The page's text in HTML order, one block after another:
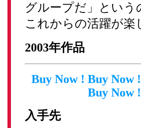
グループだ」とい
これからの活躍が楽
2003年作品
Buy Now ! Buy Now
Buy Now
入手先